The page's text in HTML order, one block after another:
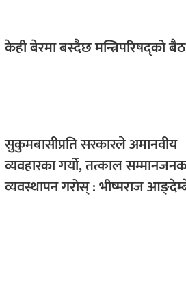
केही बेरमा बस्दैछ मन्त्रिपरिषद्को
सुकुमबासीप्रति सरकारले अमानवीय
व्यवहारका गर्यो, तत्काल
व्यवस्थापन गरोस् : भीष्मराज